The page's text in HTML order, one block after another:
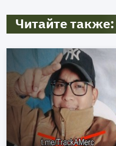
Читайте также: